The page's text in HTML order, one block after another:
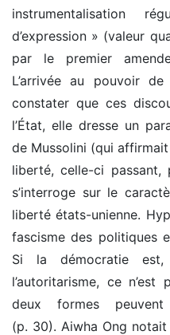
instrumentalisation
d’expression » (valeur
par le premier
L’arrivée au pouvoir
constater que ces
l’État, elle dresse un
de Mussolini (qui
liberté, celle-ci passant,
s’interroge sur le
liberté états-unienne.
fascisme des politiques
Si la démocratie
l’autoritarisme, ce
deux formes peuvent
(p. 30). Aiwha Ong